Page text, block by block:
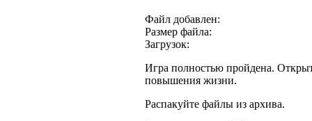
Файл добавлен:
Размер файла:
Загрузок:
Игра полностью пройдена.
повышения жизни.
Распакуйте файлы из архива.